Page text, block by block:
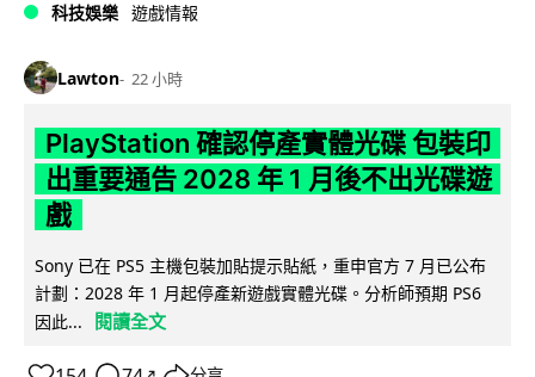
科技娛樂 遊戲情報
Lawton 22 小時
PlayStation 確認停產實體光碟 包裝印
出重要通告 2028 年 1 月後不出光碟遊
戲
Sony 已在 PS5 主機包裝加貼提示貼紙，重申官方 7 月已公布
計劃：2028 年 1 月起停產新遊戲實體光碟。分析師預期 PS6
因此...
閱讀全文